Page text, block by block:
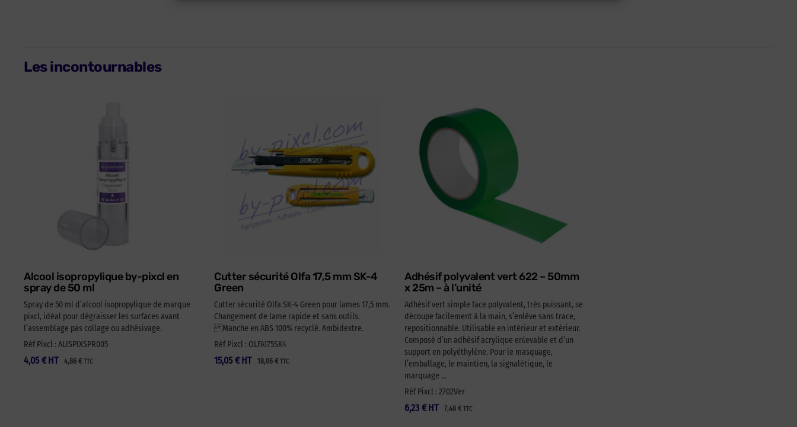
Les incontournables
Alcool isopropylique by-pixcl en
spray de 50 ml
Spray de 50 ml d’alcool isopropylique de marque
pixcl, idéal pour dégraisser les surfaces avant
l’assemblage pas collage ou adhésivage.
Réf Pixcl : ALISPIXSPR005
4,05 € 4,86 € TTC
HT
Cutter sécurité Olfa 17,5 mm SK-4
Green
Cutter sécurité Olfa SK-4 Green pour lames 17,5 mm.
Changement de lame rapide et sans outils.
Manche en ABS 100% recyclé. Ambidextre.
Réf Pixcl : OLFA175SK4
15,05 € 18,06 € TTC
HT
Adhésif polyvalent vert 622 – 50mm
x 25m – à l’unité
Adhésif vert simple face polyvalent, très puissant, se
découpe facilement à la main, s’enlève sans trace,
repositionnable. Utilisable en intérieur et extérieur.
Composé d’un adhésif acrylique enlevable et d’un
support en polyéthylène. Pour le masquage,
l’emballage, le maintien, la signalétique, le
marquage …
Réf Pixcl : 2702Ver
6,23 € 7,48 € TTC
HT